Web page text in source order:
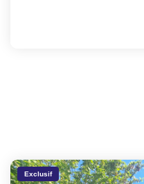
Exclusif